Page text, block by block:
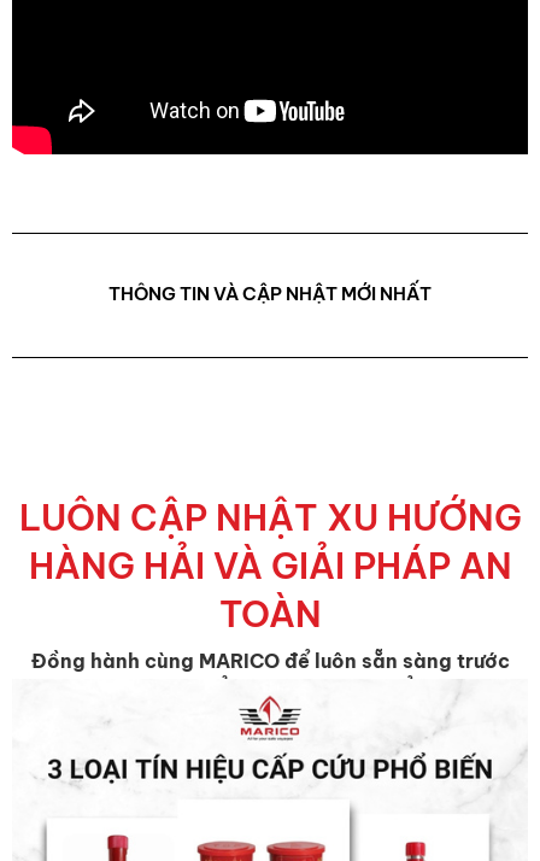
THÔNG TIN VÀ CẬP NHẬT MỚI NHẤT
LUÔN CẬP NHẬT XU HƯỚNG
HÀNG HẢI VÀ GIẢI PHÁP AN
TOÀN
Đồng hành cùng MARICO để luôn sẵn sàng trước
mọi thay đổi và cơ hội trên biển.